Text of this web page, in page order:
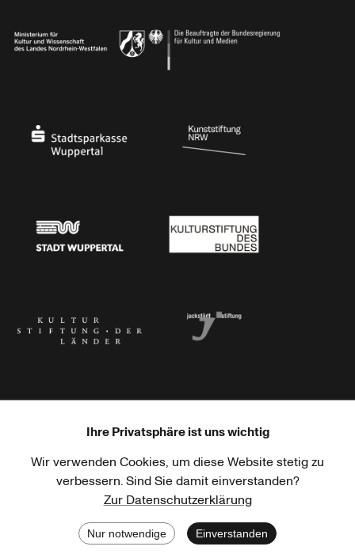
Haus der Kulturen der Welt Goethe-Institut
Ihre Privatsphäre ist uns wichtig
Wir verwenden Cookies, um diese Website stetig zu
verbessern. Sind Sie damit einverstanden?
Zur Datenschutzerklärung
Nur notwendige Einverstanden